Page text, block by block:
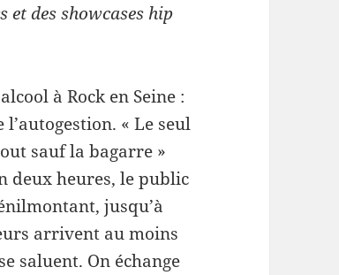
et des show­cases hip
à Rock en Seine :
« Le seul
sauf la bagarre »
deux heures, le pub­lic
jusqu’à
arrivent au moins
salu­ent. On échange